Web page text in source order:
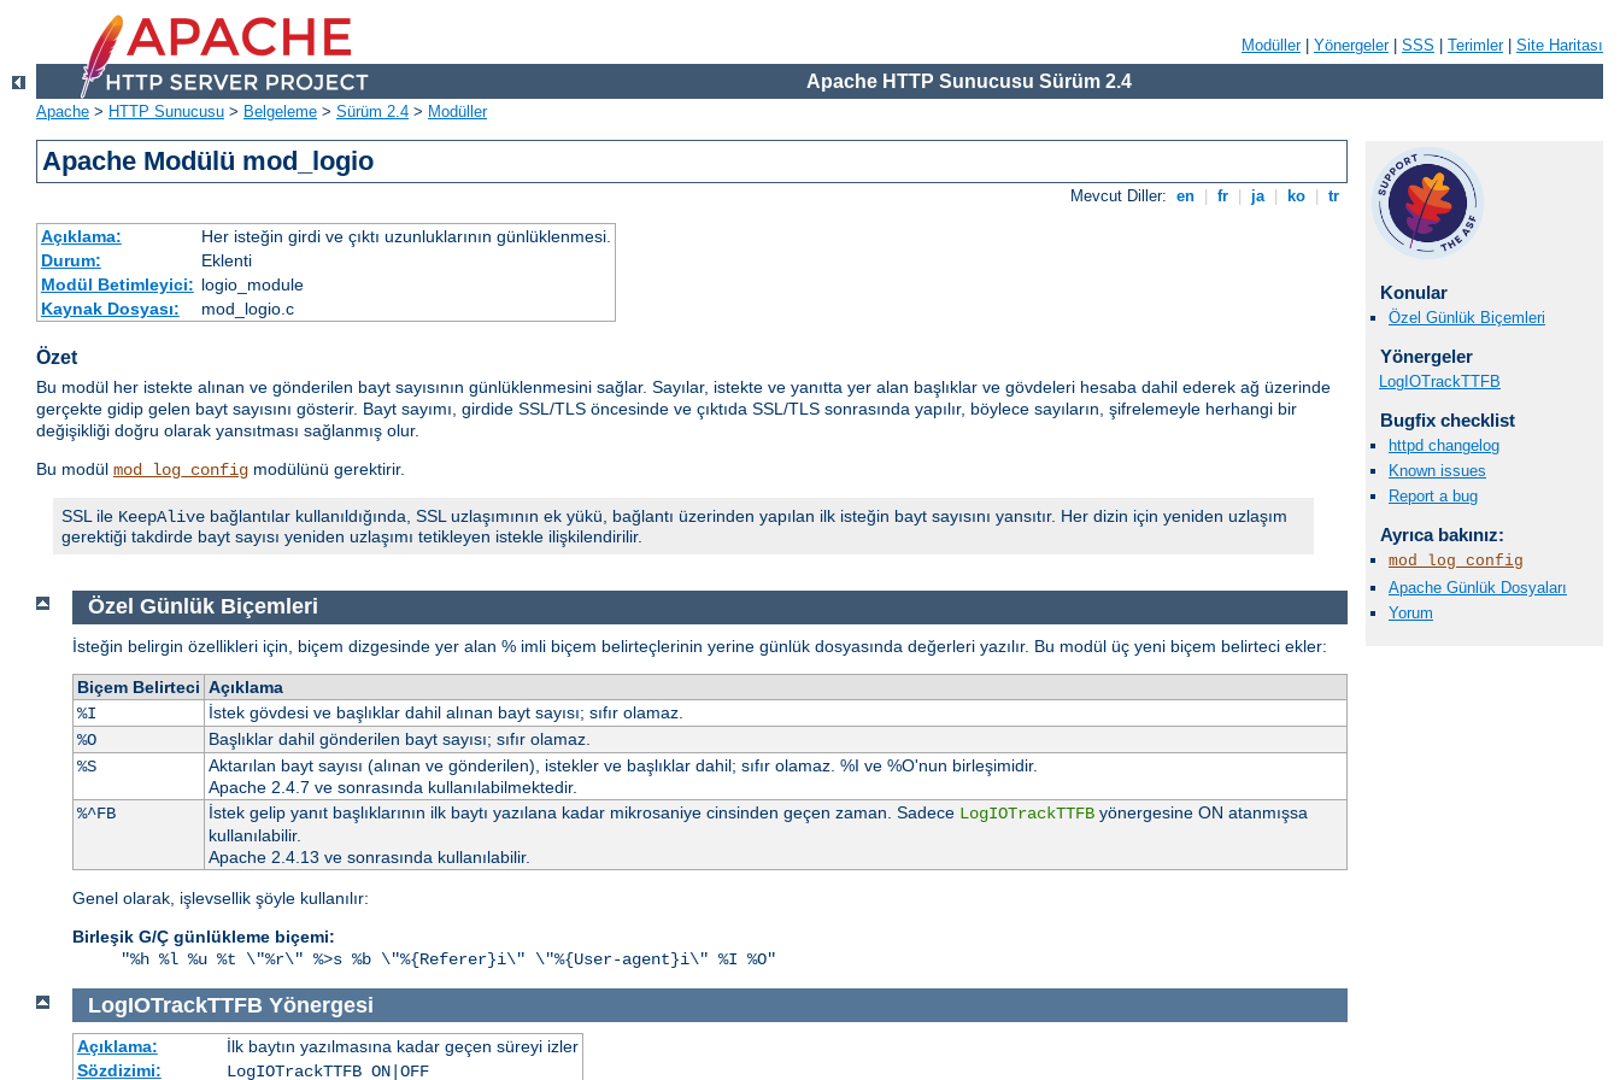
Modüller| Yönergeler| SSS Terimler| Site Haritası
Apache HTTP Sunucusu Sürüm 2.4
Apache > HTTP Sunucusu > Belgeleme > Sürüm 2.4 > Modüller
Apache Modülü mod_logio
Mevcut Diller: en fr ja ko tr
Açıklama:
Her isteğin girdi ve çıktı uzunluklarının günlüklenmesi.
Durum:
Eklenti
Modül Betimleyici: logio_module
Kaynak Dosyası:
mod_logio.c
Özet
Bu modül her istekte alınan ve gönderilen bayt sayısının günlüklenmesini sağlar. Sayılar, istekte ve yanıtta yer alan başlıklar ve gövdeleri hesaba dahil ederek ağ üzerinde
gerçekte gidip gelen bayt sayısını gösterir. Bayt sayımı, girdide SSL/TLS öncesinde ve çıktıda SSL/TLS sonrasında yapılır, böylece sayıların, şifrelemeyle herhangi bir
değişikliği doğru olarak yansıtması sağlanmış olur.
Bu modül mod_log_config modülünü gerektirir.
SSL ile KeepAlive bağlantılar kullanıldığında, SSL uzlaşımının ek yükü, bağlantı üzerinden yapılan ilk isteğin bayt sayısını yansıtır. Her dizin için yeniden uzlaşım
gerektiği takdirde bayt sayısı yeniden uzlaşımı tetikleyen istekle ilişkilendirilir.
Konular
Özel Günlük Biçemleri
Yönergeler
LogIOTrackTTFB
Bugfix checklist
httpd changelog
Known issues
Report a bug
Ayrıca bakınız:
mod_log_config
Apache Günlük Dosyaları
Yorum
Özel Günlük Biçemleri
İsteğin belirgin özellikleri için, biçem dizgesinde yer alan % imli biçem belirteçlerinin yerine günlük dosyasında değerleri yazılır. Bu modül üç yeni biçem belirteci ekler:
Biçem Belirteci Açıklama
%I
İstek gövdesi ve başlıklar dahil alınan bayt sayısı; sıfır olamaz.
%O
Başlıklar dahil gönderilen bayt sayısı; sıfır olamaz.
%S
Aktarılan bayt sayısı (alınan ve gönderilen), istekler ve başlıklar dahil; sıfır olamaz. %I ve %O'nun birleşimidir.
Apache 2.4.7 ve sonrasında kullanılabilmektedir.
%^FB
İstek gelip yanıt başlıklarının ilk baytı yazılana kadar mikrosaniye cinsinden geçen zaman. Sadece LogIOTrackTTFByönergesine ON atanmışsa
kullanılabilir.
Apache 2.4.13 ve sonrasında kullanılabilir.
Genel olarak, işlevsellik şöyle kullanılır:
Birleşik G/Ç günlükleme biçemi:
"%h %l %u %t \"%r\" %>s %b \"%{Referer}i\" \"%{User-agent}i\" %I %O"
LogIOTrackTTFB Yönergesi
Açıklama:
İlk baytın yazılmasına kadar geçen süreyi izler
Sözdizimi:
LogIOTrackTTFB ON|OFF